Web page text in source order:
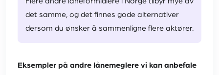
det samme, og det finnes gode alternativer
dersom du ønsker å sammenligne flere aktører.
Eksempler på andre lånemeglere vi kan anbefale